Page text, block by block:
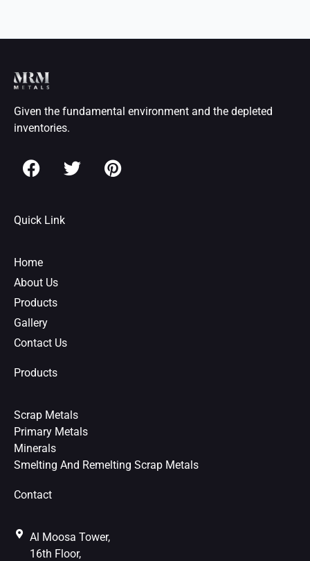
Given the fundamental environment and the depleted
inventories.
F
a
e
b
o
k
T
w
P
i
Quick Link
Home
About Us
Products
Gallery
Contact Us
Products
Scrap Metals
Primary Metals
Minerals
Smelting And Remelting Scrap Metals
Contact
Al Moosa Tower,
16th Floor,